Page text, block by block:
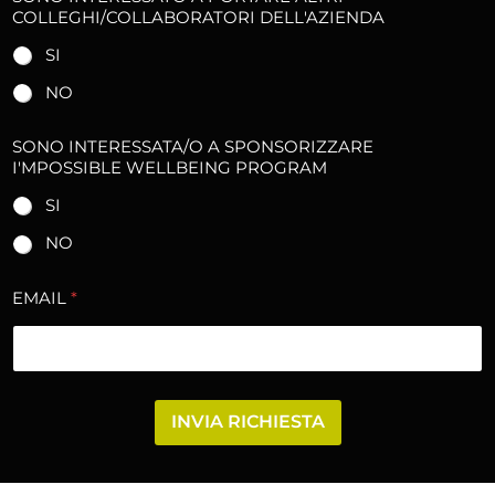
A
I
L
I
N
E
R
E
S
S
A
A
COLLEGHI/COLLABORATORI DELL'AZIENDA
SI
NO
SONO INTERESSATA/O A SPONSORIZZARE
I'MPOSSIBLE WELLBEING PROGRAM
SI
NO
EMAIL *
INVIA RICHIESTA